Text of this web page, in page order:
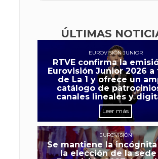
ÚLTIMAS
EUROVISIÓN JUNIOR
RTVE confirma la
Eurovisión Junior 2026 a
de La 1 y ofrece un
catálogo de
canales lineales y
Leer más
EUROVISIÓN
Se mantiene la
la elección de la